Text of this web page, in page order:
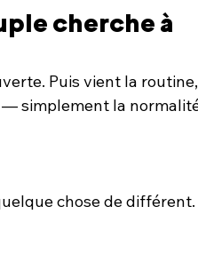
cherche à
Puis vient la
simplement la
chose de